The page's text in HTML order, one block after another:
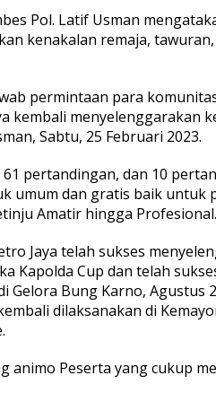
Pol. Latif Usman
kenakalan remaja,
permintaan para
kembali menyelenggarakan
Sabtu, 25 Februari 2023.
pertandingan, dan 10
umum dan gratis baik untuk
Amatir hingga Profesional.
Jaya telah sukses
Kapolda Cup dan telah
Gelora Bung Karno, Agustus
dilaksanakan di
animo Peserta yang cukup
dan
Village
Dibuka di